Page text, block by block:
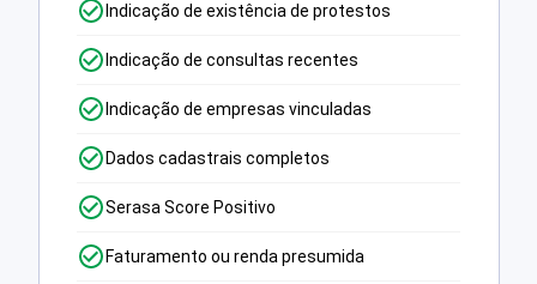
Indicação de existência de protestos
Indicação de consultas recentes
Indicação de empresas vinculadas
Dados cadastrais completos
Serasa Score Positivo
Faturamento ou renda presumida